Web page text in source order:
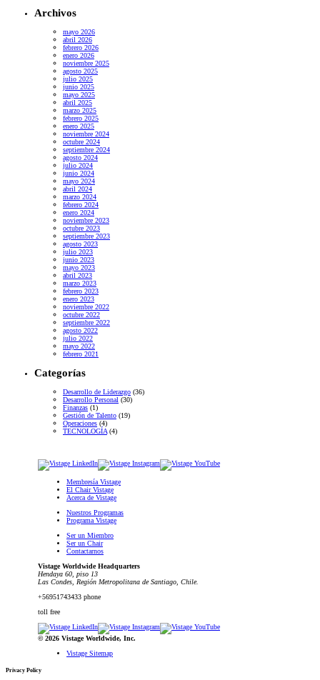
Archivos
mayo 2026
abril 2026
febrero 2026
enero 2026
noviembre 2025
agosto 2025
julio 2025
junio 2025
mayo 2025
abril 2025
marzo 2025
febrero 2025
enero 2025
noviembre 2024
octubre 2024
septiembre 2024
agosto 2024
julio 2024
junio 2024
mayo 2024
abril 2024
marzo 2024
febrero 2024
enero 2024
noviembre 2023
octubre 2023
septiembre 2023
agosto 2023
julio 2023
junio 2023
mayo 2023
abril 2023
marzo 2023
febrero 2023
enero 2023
noviembre 2022
octubre 2022
septiembre 2022
agosto 2022
julio 2022
mayo 2022
febrero 2021
Categorías
Desarrollo de Liderazgo (36)
Desarrollo Personal (30)
Finanzas (1)
Gestión de Talento (19)
Operaciones (4)
TECNOLOGÍA (4)
Membresía Vistage
El Chair Vistage
Acerca de Vistage
Nuestros Programas
Programa Vistage
Ser un Miembro
Ser un Chair
Contactarnos
Vistage Worldwide Headquarters
Hendaya 60, piso 13
Las Condes, Región Metropolitana de Santiago, Chile.
+56951743433 phone
toll free
© 2026 Vistage Worldwide, Inc.
Vistage Sitemap
Privacy Policy